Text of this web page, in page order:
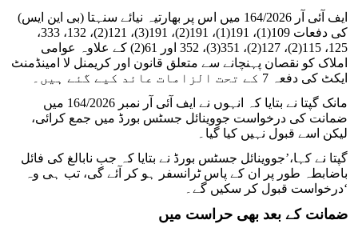
ایف آئی آر 164/2026 میں اس پر بھارتیہ نیائے سنہتا (بی این ایس)
کی دفعات 109(1)، 191(1)، 191(2)، 191(3)، 121(2)، 132، 333،
125، 115(2)، 127(2)، 351(3)، 352 اور 61(2) کے علاوہ عوامی
املاک کو نقصان پہنچانے سے متعلق قانون اور کریمنل لا امینڈمنٹ
ایکٹ کی دفعہ 7 کے تحت الزامات عائد کیے گئے ہیں۔
مانک گپتا نے بتایا کہ انہوں نے ایف آئی آر نمبر 164/2026 میں
ضمانت کی درخواست جووینائل جسٹس بورڈ میں جمع کرائی،
لیکن اسے قبول نہیں کیا گیا۔
گپتا نے کہا،’جووینائل جسٹس بورڈ نے بتایا کہ جب نابالغ کی فائل
باضابطہ طور پر ان کے پاس ٹرانسفر ہو کر آئے گی، تب ہی وہ
درخواست قبول کر سکیں گے۔‘
ضمانت کے بعد بھی حراست میں